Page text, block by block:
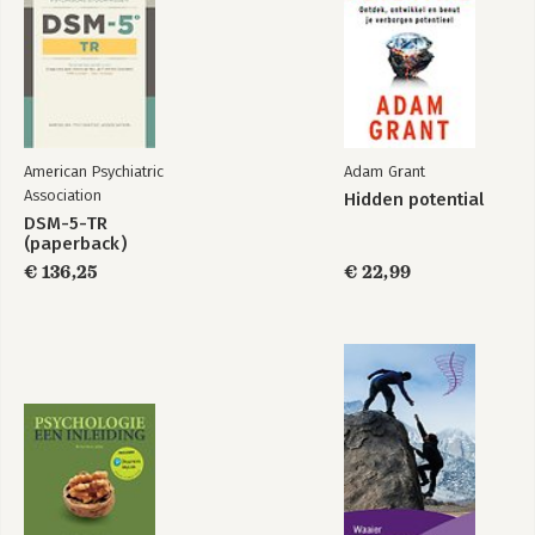
American Psychiatric
Association
DSM-5-TR
(paperback)
€ 136,25
Adam Grant
Hidden potential
€ 22,99